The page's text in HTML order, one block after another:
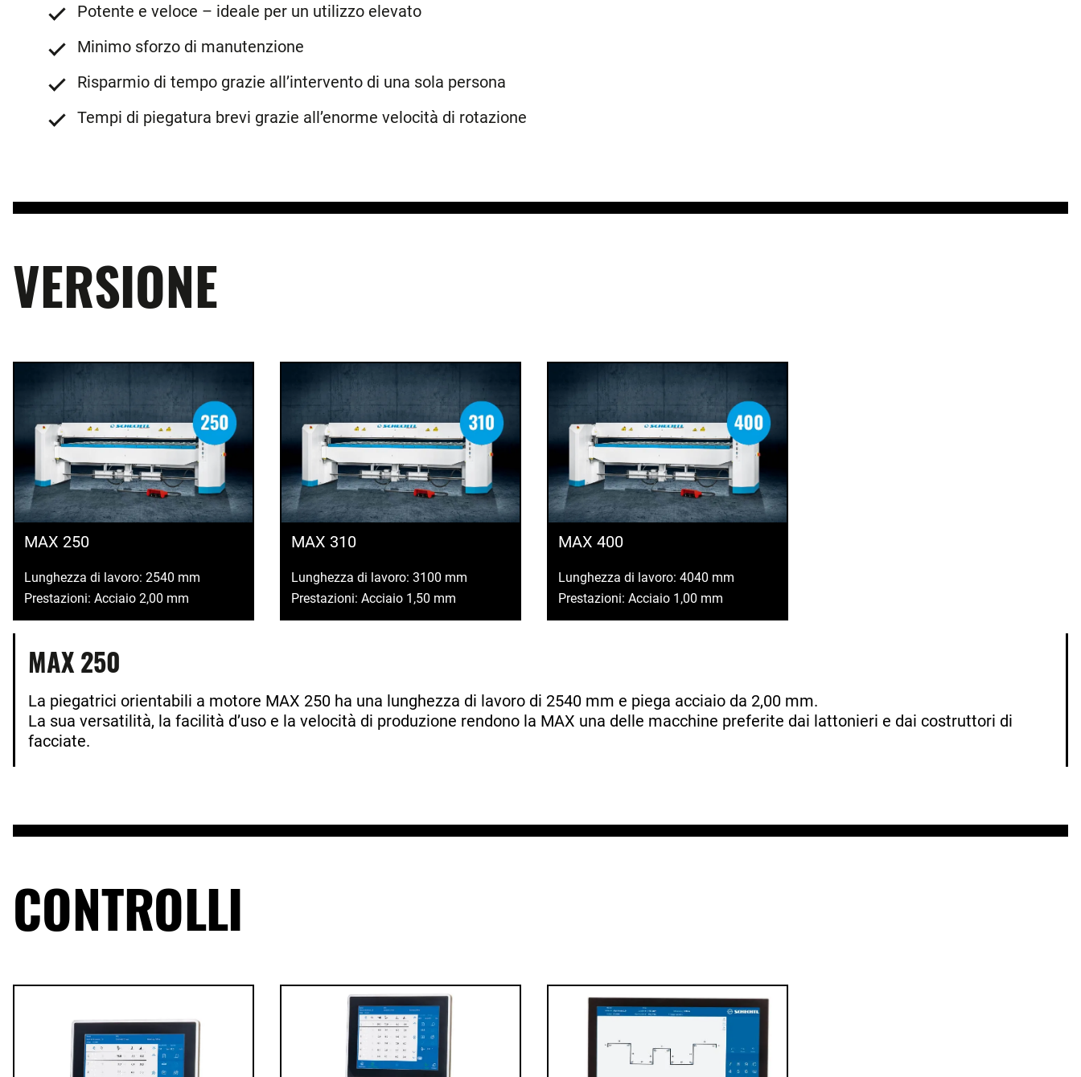
Potente e veloce – ideale per un utilizzo elevato
Minimo sforzo di manutenzione
Risparmio di tempo grazie all’intervento di una sola persona
Tempi di piegatura brevi grazie all’enorme velocità di rotazione
VERSIONE
MAX 250
Lunghezza di lavoro: 2540 mm
Prestazioni: Acciaio 2,00 mm
MAX 310
Lunghezza di lavoro: 3100 mm
Prestazioni: Acciaio 1,50 mm
MAX 400
Lunghezza di lavoro: 4040 mm
Prestazioni: Acciaio 1,00 mm
MAX 250
La piegatrici orientabili a motore MAX 250 ha una lunghezza di lavoro di 2540 mm e piega acciaio da 2,00 mm.
La sua versatilità, la facilità d’uso e la velocità di produzione rendono la MAX una delle macchine preferite dai lattonieri e dai costruttori di
facciate.
CONTROLLI